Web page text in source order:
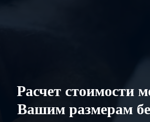
Расчет стоимости
Вашим размерам